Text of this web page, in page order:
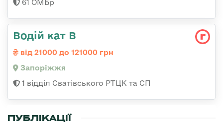
61 ОМБр
Водій кат В
від 21000 до 121000 грн
Запоріжжя
1 відділ Сватівського РТЦК та СП
ПУБЛІКАЦІЇ